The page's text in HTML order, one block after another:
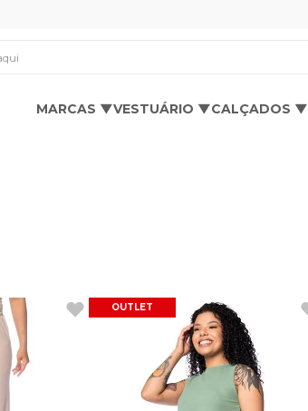
MARCAS ▼VESTUÁRIO ▼CALÇADOS ▼
OUTLET